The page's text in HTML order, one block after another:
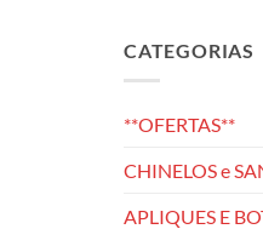
CATEGORIAS
**OFERTAS**
CHINELOS e
APLIQUES E